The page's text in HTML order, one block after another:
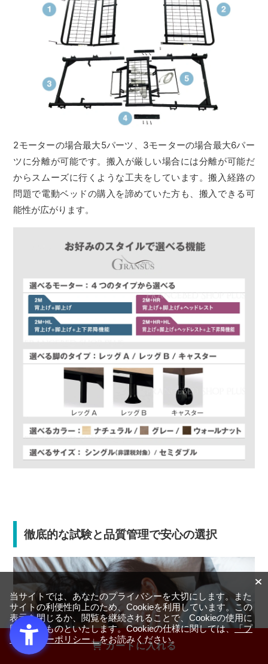
カートに入れる
2モーターの場合最大5パーツ、3モーターの場合最大6パー
ツに分離が可能です。搬入が厳しい場合には分離が可能だ
からスムーズに行くような工夫をしています。搬入経路の
問題で電動ベッドの購入を諦めていた方も、搬入できる可
能性が広がります。
徹底的な試験と品質管理で安心の選択
当サイトでは、あなたのプライバシーを大切にします。また
サイトの利便性向上のため、Cookieを利用しています。この
表示を閉じるか、閲覧を継続されることで、Cookieの使用に
同意するものといたします。Cookieの仕様に関しては、「プ
ライバシーポリシー」をお読みください。